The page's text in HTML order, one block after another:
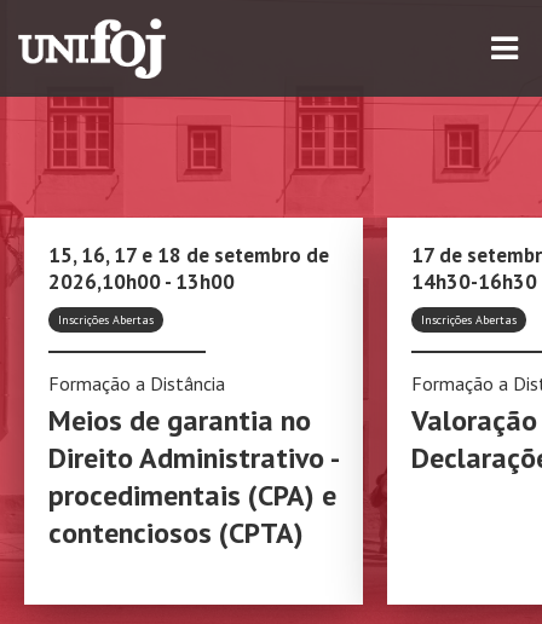
15, 16, 17 e 18 de setembro de
2026,10h00 - 13h00
Inscrições Abertas
Formação a Distância
Meios de garantia no
Direito Administrativo -
procedimentais (CPA) e
contenciosos (CPTA)
17 de
14h30-16h30
Inscrições Abertas
Formação a